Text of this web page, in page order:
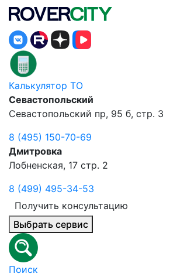
Калькулятор ТО
Севастопольский
Севастопольский пр, 95 б, стр. 3
8 (495) 150-70-69
Дмитровка
Лобненская, 17 стр. 2
8 (499) 495-34-53
Получить консультацию
Выбрать сервис
Поиск